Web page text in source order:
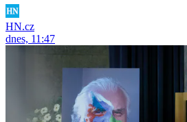
HN.cz
dnes, 11:47